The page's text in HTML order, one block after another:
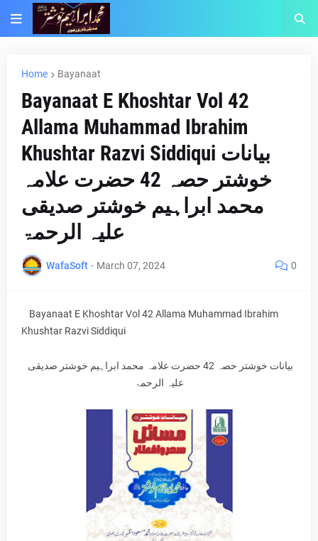
Home Bayanaat
Bayanaat E Khoshtar Vol 42
Allama Muhammad Ibrahim
Khushtar Razvi Siddiqui بیانات
خوشتر حصہ 42 حضرت علامہ
محمد ابراہیم خوشتر صدیقی
علیہ الرحمۃ
WafaSoft - March 07, 2024 0
Bayanaat E Khoshtar Vol 42 Allama Muhammad Ibrahim
Khushtar Razvi Siddiqui
علیہ الرحمۃ